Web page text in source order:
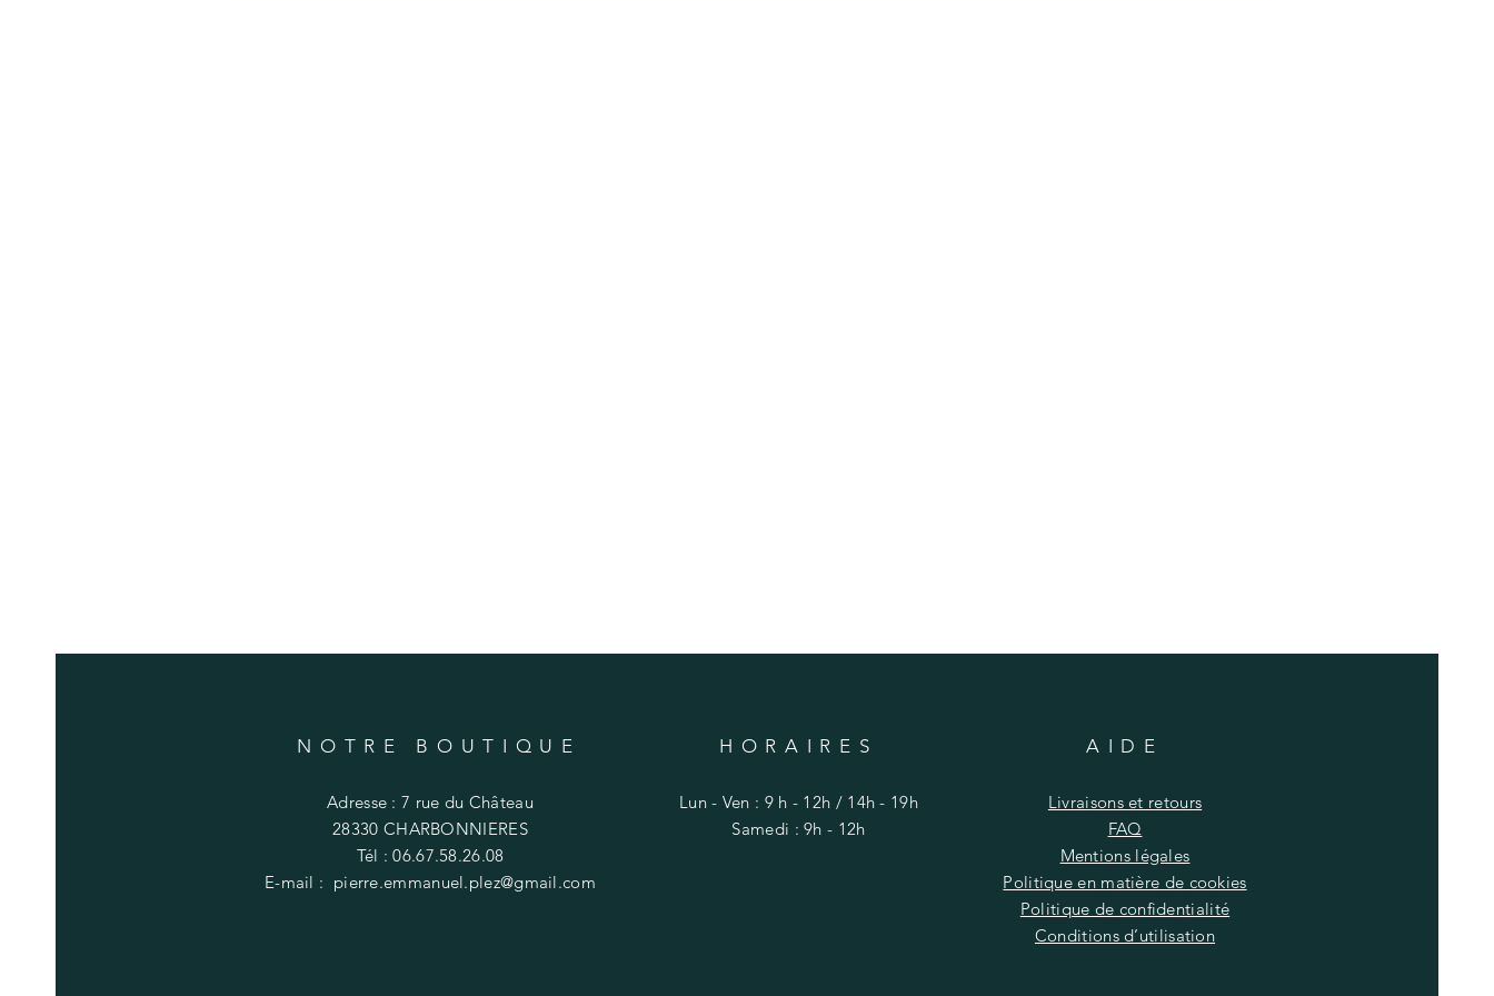
NOTRE BOUTIQUE
Adresse : 7 rue du Château
28330 CHARBONNIERES
Tél : 06.67.58.26.08
E-mail : pierre.emmanuel.plez@gmail.com
HORAIRES AIDE
Lun - Ven : 9 h - 12h / 14h - 19h
​​Samedi : 9h - 12h
Livraisons et retours
FAQ
Mentions légales
Politique en matière de cookies
Politique de confidentialité
Conditions d’utilisation